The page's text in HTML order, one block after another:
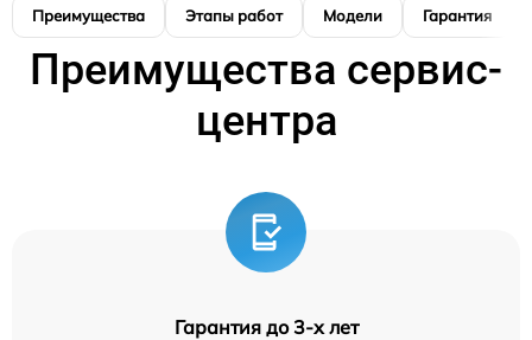
Преимущества Этапы работ Модели Гарантия
Преимущества сервис-
центра
Гарантия до 3-х лет